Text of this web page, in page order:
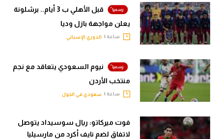
قبل الأهلي ب 3 أيام.. برشلونة
يعلن مواجهة بازل وديا
ساعة | الدوري الإسباني
نيوم السعودي يتعاقد مع نجم
منتخب الأردن
ساعة | سعودي في الجول
فوت ميركاتو: ريال سوسيداد يتوصل
لاتفاق لضم نايف أكرد من مارسيليا